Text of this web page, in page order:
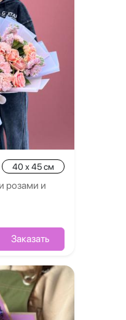
40 x 45 см
розами и
Заказать